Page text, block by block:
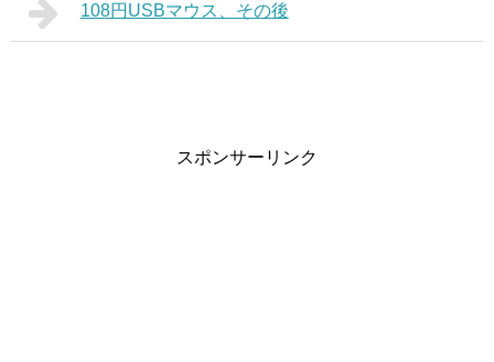
108円USBマウス、その後
スポンサーリンク